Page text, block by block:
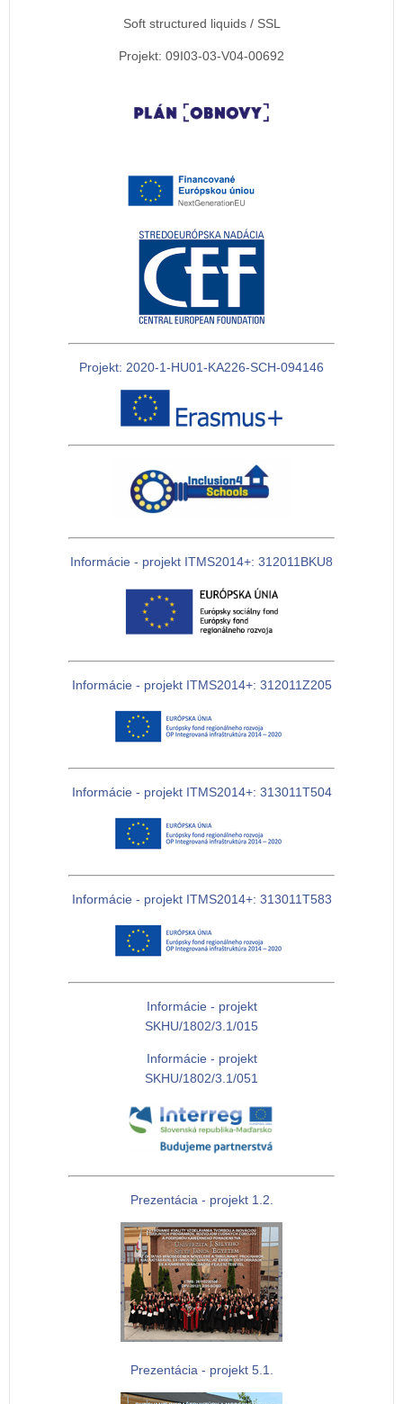
Soft structured liquids / SSL
Projekt: 09I03-03-V04-00692
Projekt: 2020-1-HU01-KA226-SCH-094146
Informácie - projekt ITMS2014+: 312011BKU8
Informácie - projekt ITMS2014+: 312011Z205
Informácie - projekt ITMS2014+: 313011T504
Informácie - projekt ITMS2014+: 313011T583
Informácie - projekt
SKHU/1802/3.1/015
Informácie - projekt
SKHU/1802/3.1/051
Prezentácia - projekt 1.2.
Prezentácia - projekt 5.1.